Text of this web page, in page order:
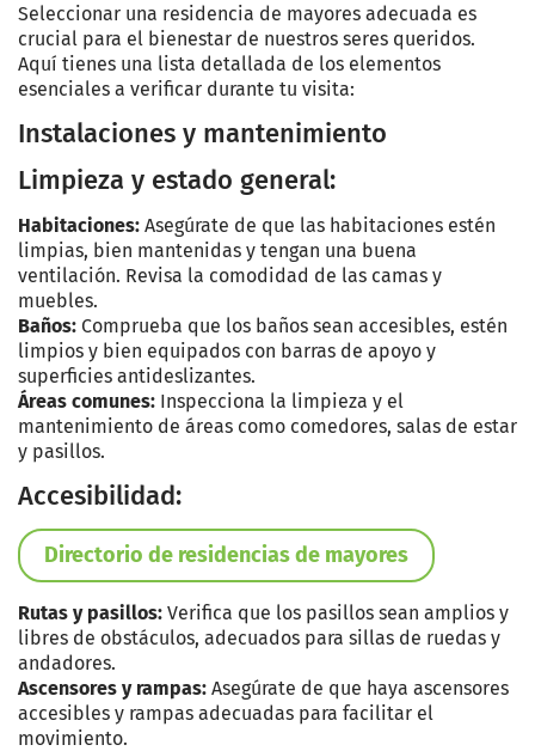
Seleccionar una residencia de mayores adecuada es
crucial para el bienestar de nuestros seres queridos.
Aquí tienes una lista detallada de los elementos
esenciales a verificar durante tu visita:
Instalaciones y mantenimiento
Limpieza y estado general:
Habitaciones: Asegúrate de que las habitaciones estén
limpias, bien mantenidas y tengan una buena
ventilación. Revisa la comodidad de las camas y
muebles.
Baños: Comprueba que los baños sean accesibles, estén
limpios y bien equipados con barras de apoyo y
superficies antideslizantes.
Áreas comunes: Inspecciona la limpieza y el
mantenimiento de áreas como comedores, salas de estar
y pasillos.
Accesibilidad:
Directorio de residencias de mayores
Rutas y pasillos: Verifica que los pasillos sean amplios y
libres de obstáculos, adecuados para sillas de ruedas y
andadores.
Ascensores y rampas: Asegúrate de que haya ascensores
accesibles y rampas adecuadas para facilitar el
movimiento.